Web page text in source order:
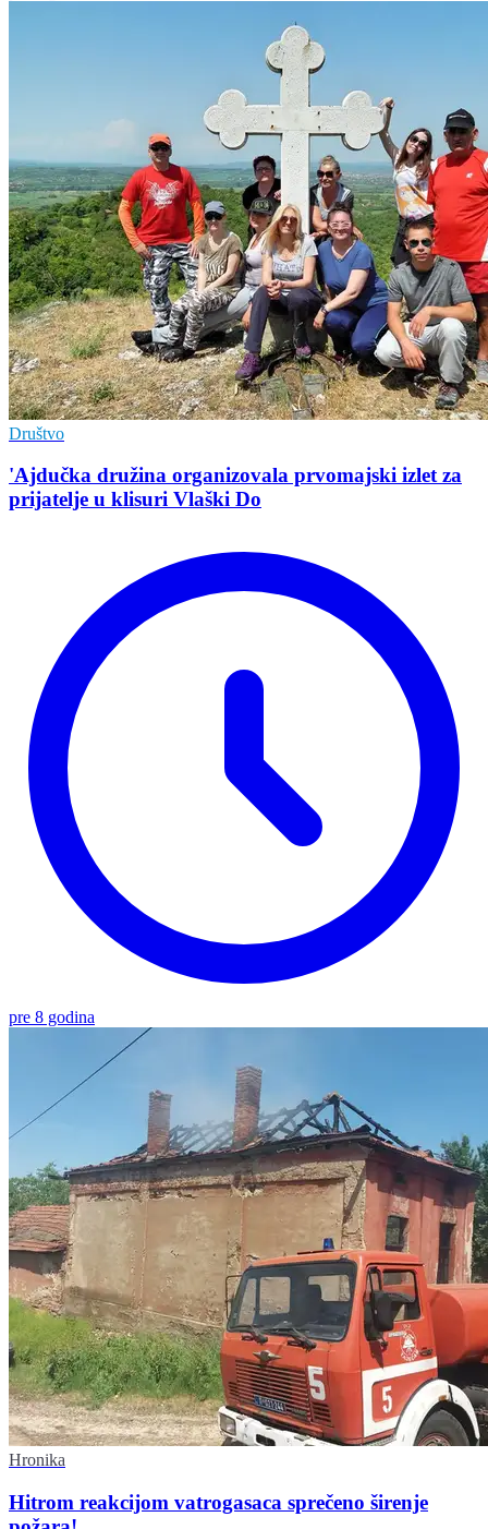
Društvo
'Ajdučka družina organizovala prvomajski izlet za
prijatelje u klisuri Vlaški Do
pre 8 godina
Hronika
Hitrom reakcijom vatrogasaca sprečeno širenje